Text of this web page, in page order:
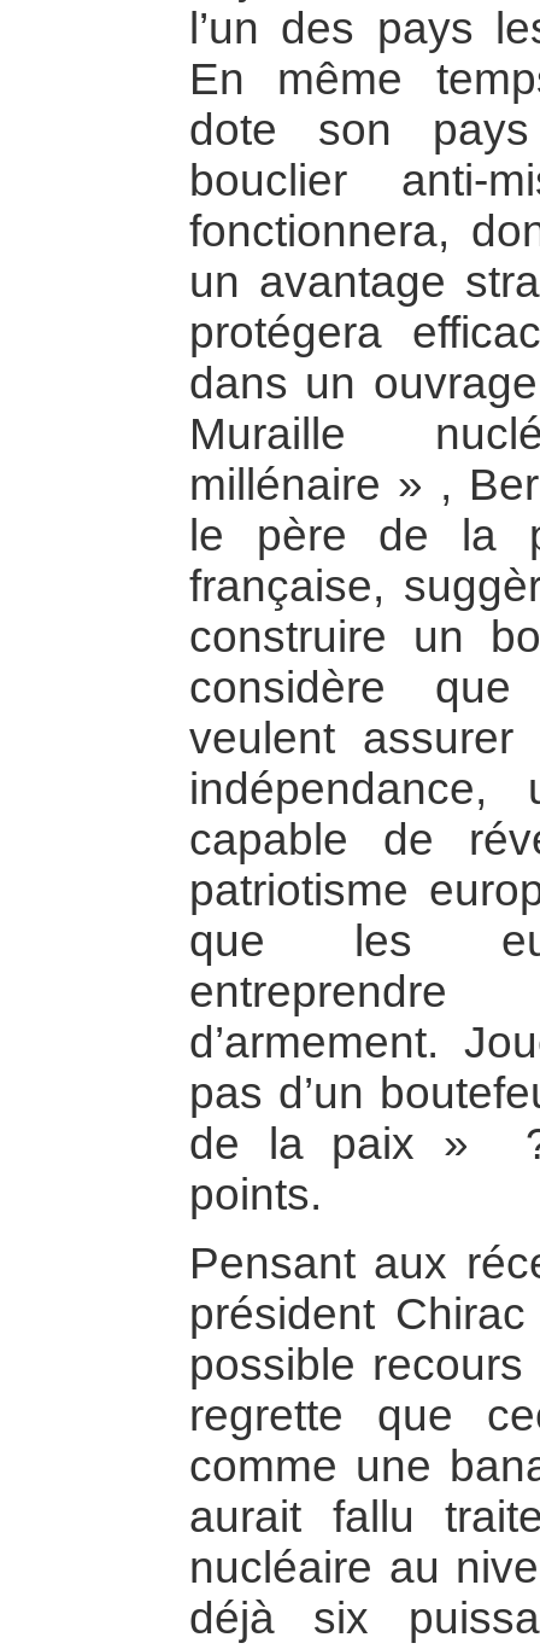
l’un des pays
En même
dote son
bouclier anti-
fonctionnera,
un avantage
protégera
dans un
Muraille
millénaire » ,
le père de la
française,
construire un
considère
veulent
capable de
patriotisme
que les
d’armement.
pas d’un
de la paix » ?
points.
Pensant aux
président
possible recours
regrette que
comme une
aurait fallu
nucléaire au
déjà six